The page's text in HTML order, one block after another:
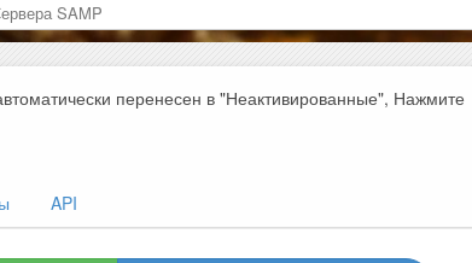
SAMP
перенесен в "Неактивированные", Нажмите
API